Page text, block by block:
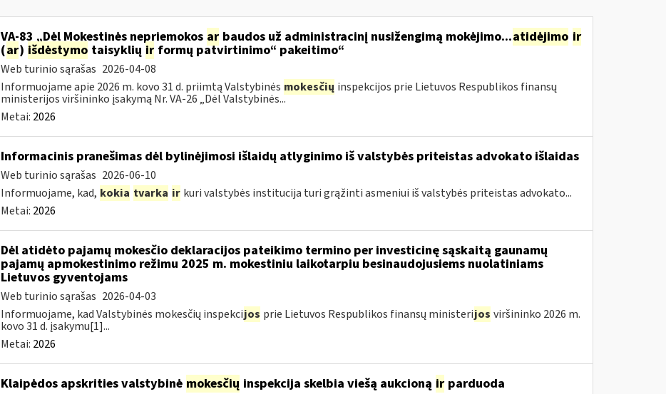
VA-83 „Dėl Mokestinės nepriemokos arbaudos už administracinį nusižengimą mokėjimo...atidėjimo ir
(ar) išdėstymo taisyklių irformų patvirtinimo“ pakeitimo“
Web turinio sąrašas 2026-04-08
Informuojame apie 2026 m. kovo 31 d. priimtą Valstybinės mokesčių inspekcijos prie Lietuvos Respublikos finansų
ministerijos viršininko įsakymą Nr. VA-26 „Dėl Valstybinės...
Metai: 2026
Informacinis pranešimas dėl bylinėjimosi išlaidų atlyginimo iš valstybės priteistas advokato išlaidas
Web turinio sąrašas 2026-06-10
Informuojame, kad, kokia tvarka ir kuri valstybės institucija turi grąžinti asmeniui iš valstybės priteistas advokato...
Metai: 2026
Dėl atidėto pajamų mokesčio deklaracijos pateikimo termino per investicinę sąskaitą gaunamų
pajamų apmokestinimo režimu 2025 m. mokestiniu laikotarpiu besinaudojusiems nuolatiniams
Lietuvos gyventojams
Web turinio sąrašas 2026-04-03
Informuojame, kad Valstybinės mokesčių inspekcijos prie Lietuvos Respublikos finansų ministerijos viršininko 2026 m.
kovo 31 d. įsakymu[1]...
Metai: 2026
Klaipėdos apskrities valstybinė mokesčių inspekcija skelbia viešą aukcioną irparduoda